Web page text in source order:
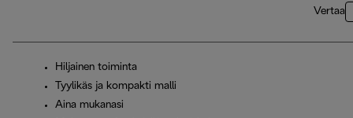
Vertaa
Hiljainen toiminta
Tyylikäs ja kompakti malli
Aina mukanasi